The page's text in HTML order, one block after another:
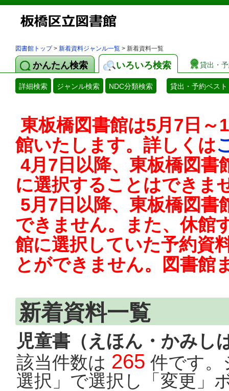
図書館トップ> 新着資料ジャンル一覧 > 新着資料一覧
かんたん検索 いろいろ検索 貸出・
詳細検索 ジャンル検索 NDC分類検索 貸出・予約ベスト
東板橋図書館は5月7日
館いたします。詳しくは
4月7日以降、東板橋図
に選択することはできま
5月7日以降、東板橋図
できません。また、休館
館に選択していた予約資
とができません。図書館
新着資料一覧
児童書（えほん・かみし
該当件数は 265 件です。
選択」で選択し「変更」